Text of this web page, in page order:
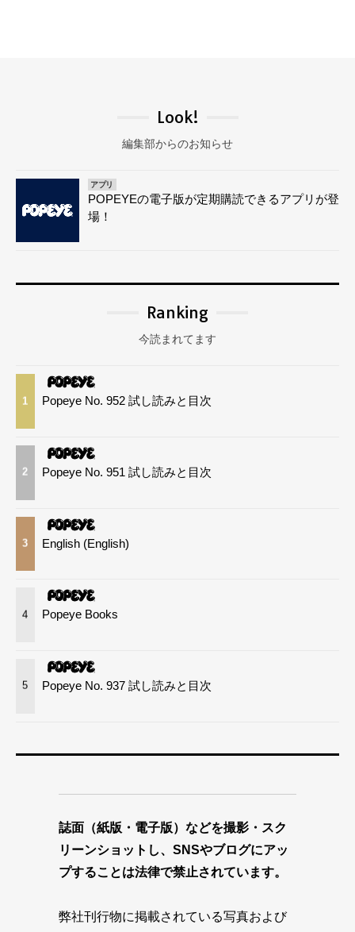
Look!
編集部からのお知らせ
アプリ
POPEYEの電子版が定期購読できるアプリが登
場！
Ranking
今読まれてます
1 Popeye No. 952 試し読みと目次
2 Popeye No. 951 試し読みと目次
3 English (English)
4 Popeye Books
5 Popeye No. 937 試し読みと目次
誌面（紙版・電子版）などを撮影・スク
リーンショットし、SNSやブログにアッ
プすることは法律で禁止されています。
弊社刊行物に掲載されている写真および